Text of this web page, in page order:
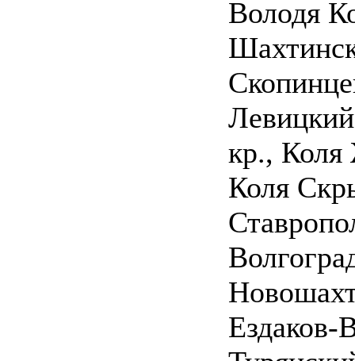
Володя
кр.,
Коля
Ездаков-